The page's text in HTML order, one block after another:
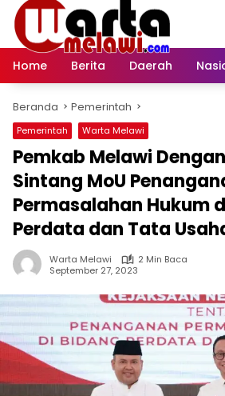
Langsung
konten
Home
Berita Daerah
Beranda Pemerintah
Pemerintah Warta Melawi
Pemkab Melawi
Sintang MoU
Permasalahan Hukum
Perdata dan Tata
Warta Melawi
2 Min Baca
September 27, 2023